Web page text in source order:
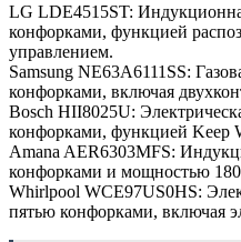
LG LDE4515ST:
конфорками, функцией
управлением.
Samsung NE63A6111SS:
конфорками, включая
Bosch HII8025U:
конфорками, функцией Keep
Amana AER6303MFS:
конфорками и мощностью
Whirlpool WCE97US0HS:
пятью конфорками, включая